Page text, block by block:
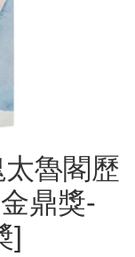
太魯閣歷
鼎獎-
]